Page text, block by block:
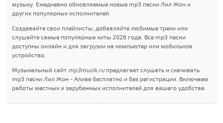
музыку. Ежедневно обновляемые новые mp3 песни Лил Жон и
других популярных исполнителей.
Создавайте свои плейлисты, добавляйте любимые треки или
слушайте самые популярные хиты 2026 года. Все mp3 песни
доступны онлайн и для загрузки на компьютер или мобильное
устройство.
Музыкальный сайт mp3muzik.ruпредлагает слушать и скачивать
mp3 песни Лил Жон - Аливе бесплатно и без регистрации. Включаем
работы местных и зарубежных исполнителей для вашего удобства.